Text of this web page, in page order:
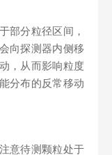
分粒径区间，
向探测器内侧移
，从而影响粒度
分布的反常移动
意待测颗粒处于